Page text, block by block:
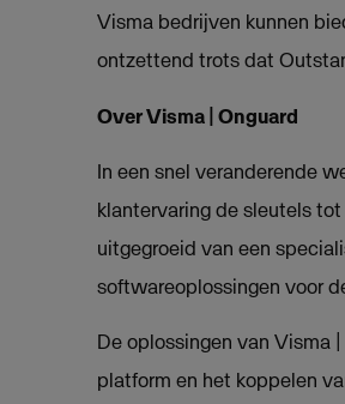
Visma bedrijven kunnen
ontzettend trots dat
Over Visma | Onguard
In een snel veranderende
klantervaring de sleutels
uitgegroeid van een
softwareoplossingen voor
De oplossingen van Visma
platform en het koppelen